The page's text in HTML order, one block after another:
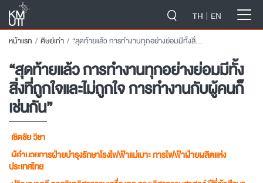
TH EN
หน้าแรก ศิษย์เก่า “สุดท้ายแล้ว การทำงานทุกอย่างย่อมมีทั้งสิ่งที่ถูกใจและไม่ถูกใจ การทำงานกับผู้คนก็เช่นกัน”
“สุดท้ายแล้ว การทำงานทุกอย่างย่อมมีทั้ง
สิ่งที่ถูกใจและไม่ถูกใจ การทำงานกับผู้คนก็
เช่นกัน”
เชิดชัย วิชา
ผู้อำนวยการฝ่ายบำรุงรักษาโรงไฟฟ้าแม่เมาะ การไฟฟ้าฝ่ายผลิตแห่ง
ประเทศไทย